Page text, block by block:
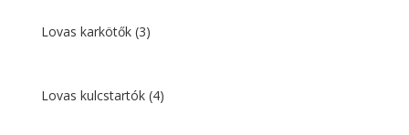
Lovas karkötők (3)
Lovas kulcstartók (4)